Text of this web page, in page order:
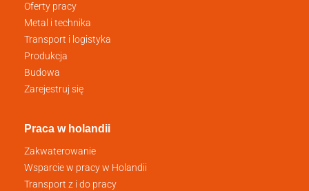
Oferty pracy
Metal i technika
Transport i logistyka
Produkcja
Budowa
Zarejestruj się
Praca w holandii
Zakwaterowanie
Wsparcie w pracy w Holandii
Transport z i do pracy